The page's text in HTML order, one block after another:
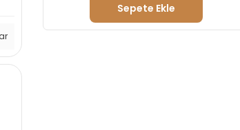
Sepete Ekle